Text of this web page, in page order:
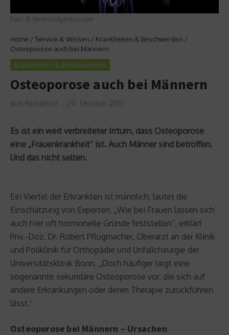
Foto: © thinkstockphotos.com
Home / Service & Wissen / Krankheiten & Beschwerden /
Osteoporose auch bei Männern
Krankheiten & Beschwerden
Osteoporose auch bei Männern
Von Redaktion 29. Oktober 2013
Es ist ein weit verbreiteter Irrtum, dass Osteoporose
eine „Frauenkrankheit“ ist. Auch Männer sind betroffen.
Und das nicht selten.
Ein Viertel der Erkrankten ist männlich, lautet die
Einschätzung von Experten. „Wie bei Frauen lassen sich
auch hier oft hormonelle Gründe feststellen“, erklärt
Priv.-Doz. Dr. Robert Pflugmacher, Oberarzt an der Klinik
und Poliklinik für Orthopädie und Unfallchirurgie der
Universitätsklinik Bonn. „Doch häufiger liegt eine
sogenannte sekundäre Osteoporose vor, die sich auf
andere Erkrankungen oder deren Therapie zurückführen
lässt.“
Osteoporose bei Männern – Ursachen